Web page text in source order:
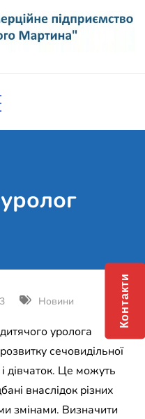
Святого
Новини
уролога
сечовидільної
дівчаток. Це можуть
внаслідок різних
змінами. Визначити
Контакти